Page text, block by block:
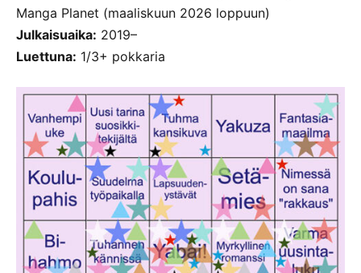
Manga Planet (maaliskuun 2026 loppuun)
Julkaisuaika: 2019–
Luettuna: 1/3+ pokkaria